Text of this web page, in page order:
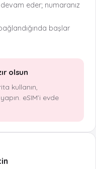
eder; numaranız
başlar
olsun
kullanın,
eSIM’i evde